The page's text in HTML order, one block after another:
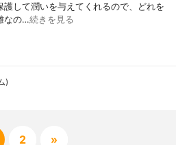
して潤いを与えてくれるので、どれを
なの…続きを見る
)
2 »